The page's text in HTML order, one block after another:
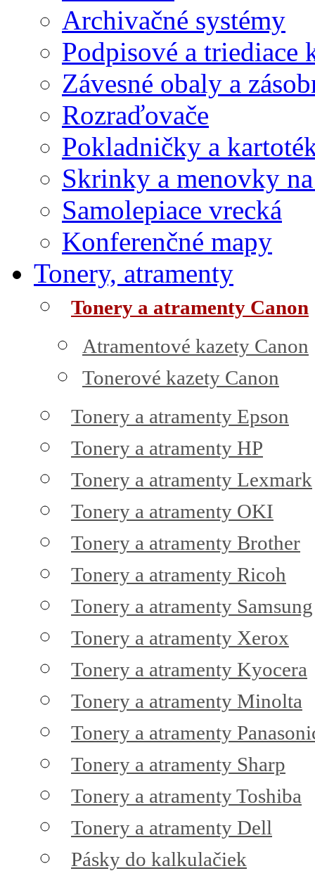
Archivačné systémy
Podpisové a triediace
Závesné obaly a
Rozraďovače
Pokladničky a
Skrinky a menovky
Samolepiace vrecká
Konferenčné mapy
Tonery, atramenty
Tonery a atramenty Canon
Atramentové kazety Canon
Tonerové kazety Canon
Tonery a atramenty Epson
Tonery a atramenty HP
Tonery a atramenty Lexmark
Tonery a atramenty OKI
Tonery a atramenty Brother
Tonery a atramenty Ricoh
Tonery a atramenty Samsung
Tonery a atramenty Xerox
Tonery a atramenty Kyocera
Tonery a atramenty Minolta
Tonery a atramenty
Tonery a atramenty Sharp
Tonery a atramenty Toshiba
Tonery a atramenty Dell
Pásky do kalkulačiek